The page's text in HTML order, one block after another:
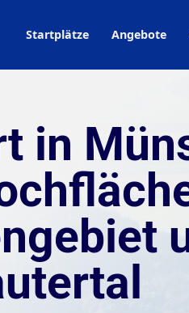
Startplätze Angebote
in